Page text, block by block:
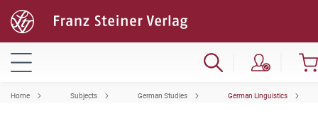
Home Subjects German Studies German Linguistics